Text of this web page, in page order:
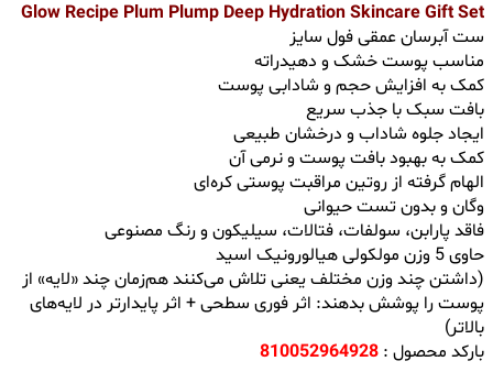
Glow Recipe Plum Plump Deep Hydration Skincare Gift Set
ست آبرسان عمقی فول سایز
مناسب پوست خشک و دهیدراته
کمک به افزایش حجم و شادابی پوست
بافت سبک با جذب سریع
ایجاد جلوه شاداب و درخشان طبیعی
کمک به بهبود بافت پوست و نرمی آن
الهام گرفته از روتین مراقبت پوستی کره‌ای
وگان و بدون تست حیوانی
فاقد پارابن، سولفات، فتالات، سیلیکون و رنگ مصنوعی
حاوی 5 وزن مولکولی هیالورونیک اسید
(داشتن چند وزن مختلف یعنی تلاش می‌کنند هم‌زمان چند «لایه» از
پوست را پوشش بدهند: اثر فوری سطحی + اثر پایدارتر در لایه‌های
بالاتر)
بارکد محصول : 810052964928